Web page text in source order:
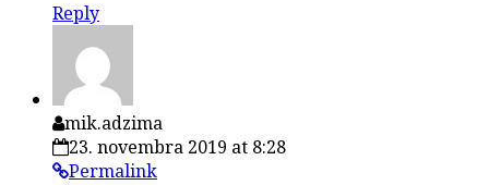
Reply
mik.adzima
23. novembra 2019 at 8:28
Permalink